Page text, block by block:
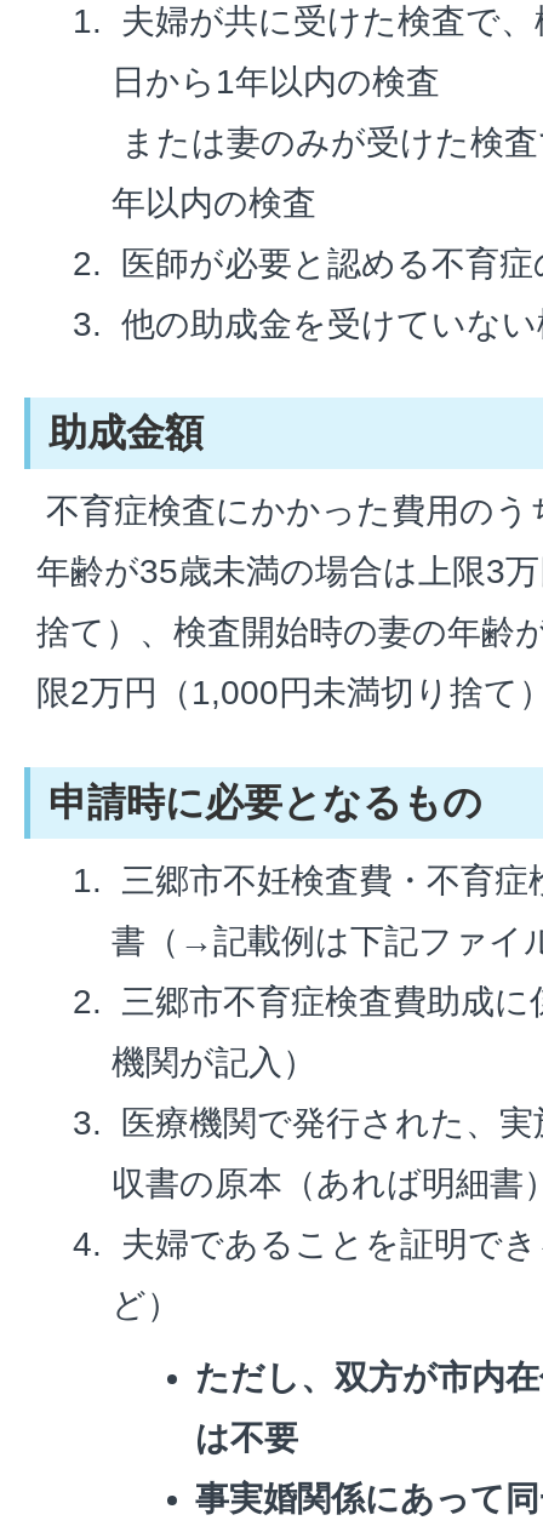
夫婦が共に受けた検査で
日から1年以内の検査
または妻のみが受けた検
年以内の検査
医師が必要と認める不育
他の助成金を受けていな
助成金額
不育症検査にかかった費用の
年齢が35歳未満の場合は上限3
捨て）、検査開始時の妻の年齢
限2万円（1,000円未満切り捨て
申請時に必要となるもの
三郷市不妊検査費・不育
書（→記載例は下記ファイ
三郷市不育症検査費助成
機関が記入）
医療機関で発行された、
収書の原本（あれば明細書
夫婦であることを証明で
ど）
ただし、双方が市内
は不要
事実婚関係にあって